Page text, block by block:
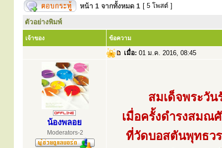
หน้า 1 จากทั้งหมด 1 [ 5 โพสต์ ]
ตัวอย่างพิมพ์
เจ้าของ ข้อความ
เมื่อ: 01 ม.ค. 2016, 08:45
น้องพลอย
Moderators-2
สมเด็จพระวั
เมื่อครั้งดำรงสมณ
ที่วัดบอสตันพุทธว